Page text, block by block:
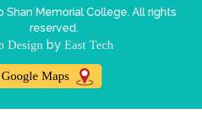
Shan Memorial College. All rights
reserved.
Designby East Tech
Google Maps